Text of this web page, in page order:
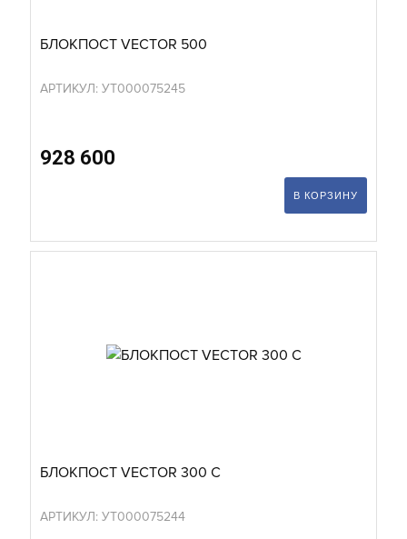
БЛОКПОСТ VECTOR 500
АРТИКУЛ: УТ000075245
928 600
В КОРЗИНУ
БЛОКПОСТ VECTOR 300 C
АРТИКУЛ: УТ000075244